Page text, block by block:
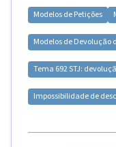
Modelos dePetições
Modelos deDevolução
Tema 692 STJ:
Impossibilidade de